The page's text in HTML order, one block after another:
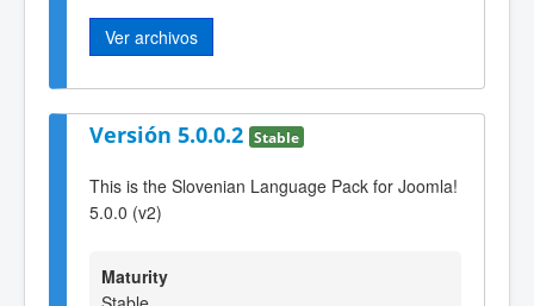
Ver archivos
Versión 5.0.0.2 Stable
This is the Slovenian Language Pack for Joomla!
5.0.0 (v2)
Maturity